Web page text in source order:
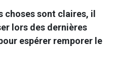
choses sont claires, il
lors des dernières
espérer remporer le